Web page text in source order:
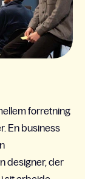
forretning
En business
designer, der